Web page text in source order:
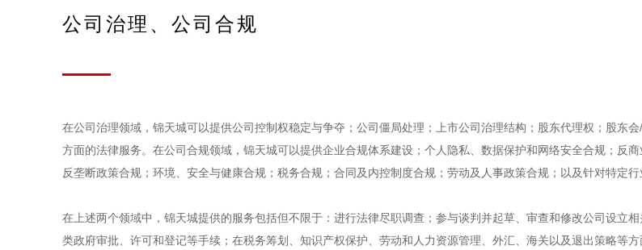
公司治理、公司合规
在公司治理领域，锦天城可以提供公司控制权稳定与争夺；公司僵局处理；上市公司治理结构；股东代理权；股东
方面的法律服务。在公司合规领域，锦天城可以提供企业合规体系建设；个人隐私、数据保护和网络安全合规；反商
反垄断政策合规；环境、安全与健康合规；税务合规；合同及内控制度合规；劳动及人事政策合规；以及针对特定行
在上述两个领域中，锦天城提供的服务包括但不限于：进行法律尽职调查；参与谈判并起草、审查和修改公司设立
类政府审批、许可和登记等手续；在税务筹划、知识产权保护、劳动和人力资源管理、外汇、海关以及退出策略等